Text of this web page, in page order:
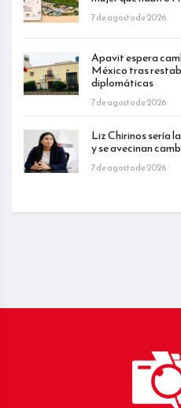
7 de agosto de 2026
Apavit espera
México tras
diplomáticas
7 de agosto de 2026
Liz Chirinos sería
y se avecinan
7 de agosto de 2026